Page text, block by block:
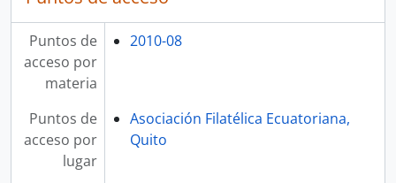
Puntos de
acceso por
materia
2010-08
Puntos de
acceso por
lugar
Asociación Filatélica Ecuatoriana,
Quito